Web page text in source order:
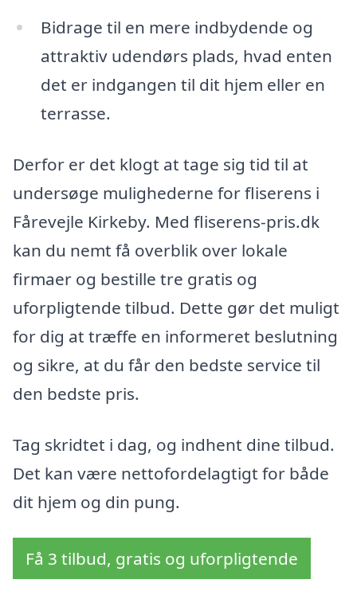
Bidrage til en mere indbydende og
attraktiv udendørs plads, hvad enten
det er indgangen til dit hjem eller en
terrasse.
Derfor er det klogt at tage sig tid til at
undersøge mulighederne for fliserens i
Fårevejle Kirkeby. Med fliserens-pris.dk
kan du nemt få overblik over lokale
firmaer og bestille tre gratis og
uforpligtende tilbud. Dette gør det muligt
for dig at træffe en informeret beslutning
og sikre, at du får den bedste service til
den bedste pris.
Tag skridtet i dag, og indhent dine tilbud.
Det kan være nettofordelagtigt for både
dit hjem og din pung.
Få 3 tilbud, gratis og uforpligtende